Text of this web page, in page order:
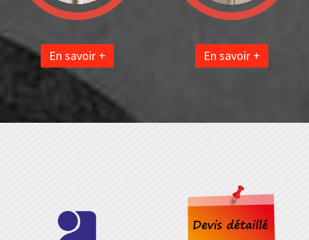
En savoir + En savoir +